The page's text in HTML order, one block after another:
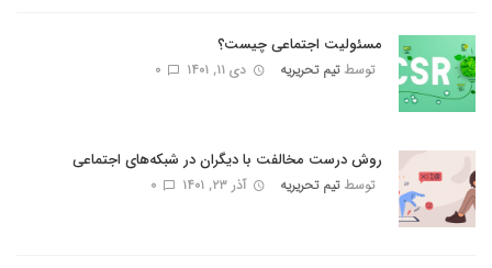
مسئولیت اجتماعی چیست؟
توسطتیم تحریریه دی ۱۱, ۱۴۰۱ 0
روش درست مخالفت با دیگران در شبکه‌های اجتماعی
توسطتیم تحریریه آذر ۲۳, ۱۴۰۱ 0